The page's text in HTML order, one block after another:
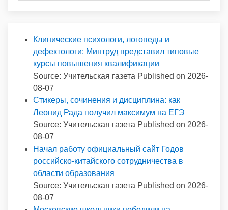
Клинические психологи, логопеды и
дефектологи: Минтруд представил типовые
курсы повышения квалификации
Source: Учительская газета Published on 2026-
08-07
Стикеры, сочинения и дисциплина: как
Леонид Рада получил максимум на ЕГЭ
Source: Учительская газета Published on 2026-
08-07
Начал работу официальный сайт Годов
российско-китайского сотрудничества в
области образования
Source: Учительская газета Published on 2026-
08-07